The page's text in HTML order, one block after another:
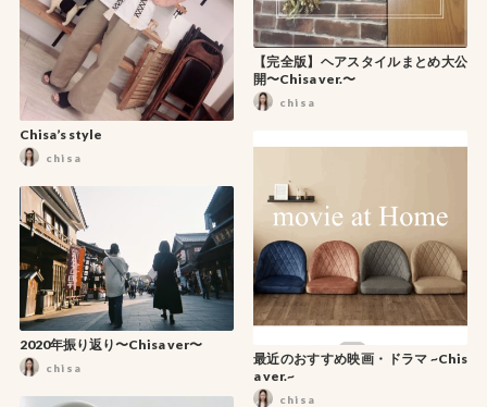
Chisa’s style
chisa
【完全版】ヘアスタイルまとめ大公
開〜Chisa ver.〜
chisa
最近のおすすめ映画・ドラマ ~Chis
a ver.~
chisa
2020年振り返り〜Chisa ver〜
chisa